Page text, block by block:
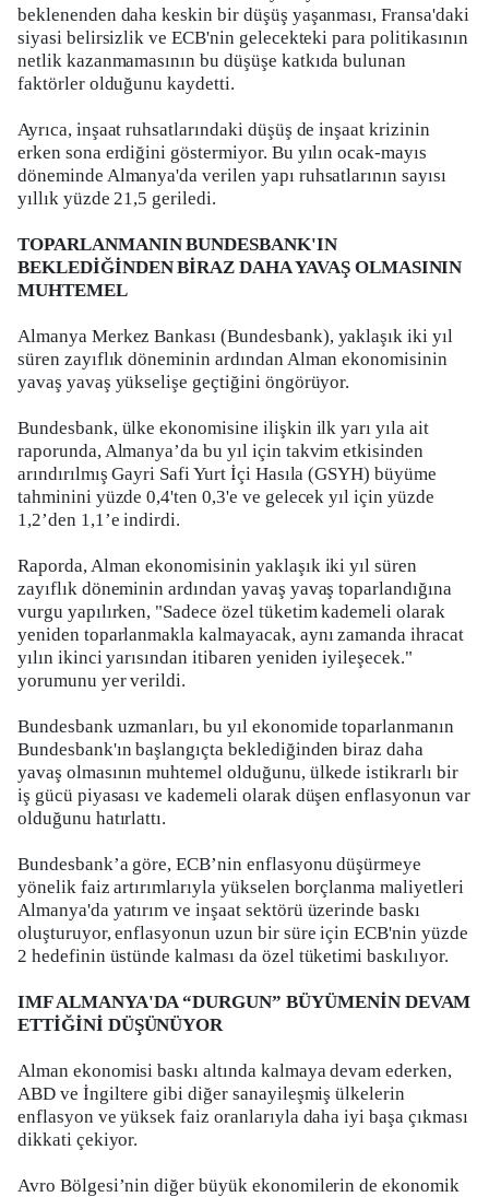
beklenenden daha keskin bir düşüş yaşanması, Fransa'daki
siyasi belirsizlik ve ECB'nin gelecekteki para politikasının
netlik kazanmamasının bu düşüşe katkıda bulunan
faktörler olduğunu kaydetti.
Ayrıca, inşaat ruhsatlarındaki düşüş de inşaat krizinin
erken sona erdiğini göstermiyor. Bu yılın ocak-mayıs
döneminde Almanya'da verilen yapı ruhsatlarının sayısı
yıllık yüzde 21,5 geriledi.
TOPARLANMANIN BUNDESBANK'IN
BEKLEDİĞİNDEN BİRAZ DAHA YAVAŞ OLMASININ
MUHTEMEL
Almanya Merkez Bankası (Bundesbank), yaklaşık iki yıl
süren zayıflık döneminin ardından Alman ekonomisinin
yavaş yavaş yükselişe geçtiğini öngörüyor.
Bundesbank, ülke ekonomisine ilişkin ilk yarı yıla ait
raporunda, Almanya’da bu yıl için takvim etkisinden
arındırılmış Gayri Safi Yurt İçi Hasıla (GSYH) büyüme
tahminini yüzde 0,4'ten 0,3'e ve gelecek yıl için yüzde
1,2’den 1,1’e indirdi.
Raporda, Alman ekonomisinin yaklaşık iki yıl süren
zayıflık döneminin ardından yavaş yavaş toparlandığına
vurgu yapılırken, "Sadece özel tüketim kademeli olarak
yeniden toparlanmakla kalmayacak, aynı zamanda ihracat
yılın ikinci yarısından itibaren yeniden iyileşecek."
yorumunu yer verildi.
Bundesbank uzmanları, bu yıl ekonomide toparlanmanın
Bundesbank'ın başlangıçta beklediğinden biraz daha
yavaş olmasının muhtemel olduğunu, ülkede istikrarlı bir
iş gücü piyasası ve kademeli olarak düşen enflasyonun var
olduğunu hatırlattı.
Bundesbank’a göre, ECB’nin enflasyonu düşürmeye
yönelik faiz artırımlarıyla yükselen borçlanma maliyetleri
Almanya'da yatırım ve inşaat sektörü üzerinde baskı
oluşturuyor, enflasyonun uzun bir süre için ECB'nin yüzde
2 hedefinin üstünde kalması da özel tüketimi baskılıyor.
IMF ALMANYA'DA “DURGUN” BÜYÜMENİN DEVAM
ETTİĞİNİ DÜŞÜNÜYOR
Alman ekonomisi baskı altında kalmaya devam ederken,
ABD ve İngiltere gibi diğer sanayileşmiş ülkelerin
enflasyon ve yüksek faiz oranlarıyla daha iyi başa çıkması
dikkati çekiyor.
Avro Bölgesi’nin diğer büyük ekonomilerin de ekonomik